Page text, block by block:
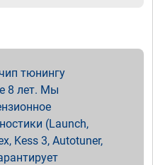
тюнингу
8 лет. Мы
(Launch,
Kess 3, Autotuner,